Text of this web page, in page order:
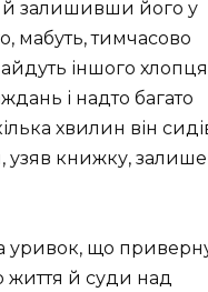
й залишивши його у
мабуть, тимчасово
іншого
і надто багато
хвилин він
узяв книжку,
уривок, що
життя й суди над